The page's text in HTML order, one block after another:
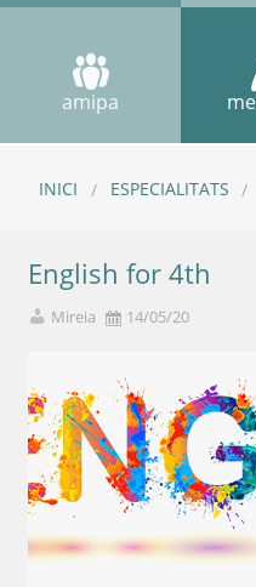
amipa
INICI ESPECIALITATS
English for 4th
Mireia 14/05/20